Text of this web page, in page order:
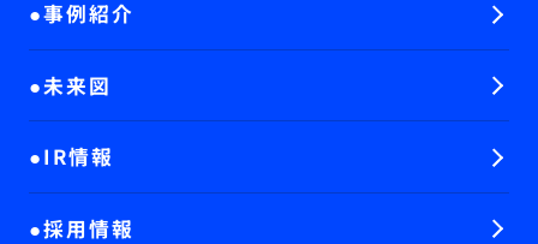
事例紹介
未来図
IR情報
採用情報